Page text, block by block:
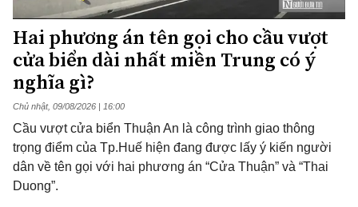
Hai phương án tên gọi cho cầu vượt
cửa biển dài nhất miền Trung có ý
nghĩa gì?
Chủ nhật, 09/08/2026 | 16:00
Cầu vượt cửa biển Thuận An là công trình giao thông
trọng điểm của Tp.Huế hiện đang được lấy ý kiến người
dân về tên gọi với hai phương án “Cửa Thuận” và “Thai
Duong”.